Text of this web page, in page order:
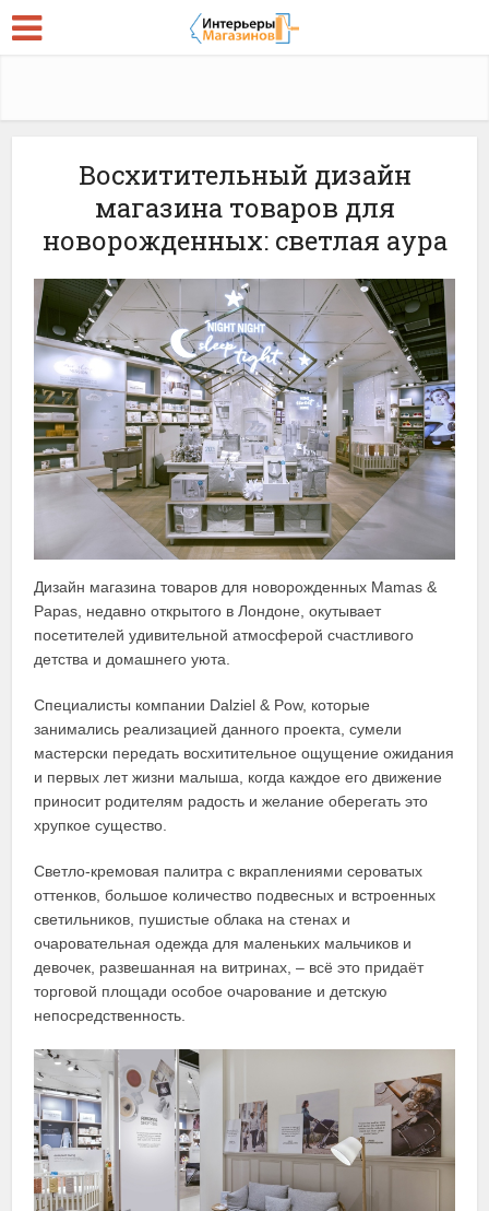
Восхитительный дизайн
магазина товаров для
новорожденных: светлая аура
Дизайн магазина товаров для новорожденных Mamas &
Papas, недавно открытого в Лондоне, окутывает
посетителей удивительной атмосферой счастливого
детства и домашнего уюта.
Специалисты компании Dalziel & Pow, которые
занимались реализацией данного проекта, сумели
мастерски передать восхитительное ощущение ожидания
и первых лет жизни малыша, когда каждое его движение
приносит родителям радость и желание оберегать это
хрупкое существо.
Светло-кремовая палитра с вкраплениями сероватых
оттенков, большое количество подвесных и встроенных
светильников, пушистые облака на стенах и
очаровательная одежда для маленьких мальчиков и
девочек, развешанная на витринах, – всё это придаёт
торговой площади особое очарование и детскую
непосредственность.